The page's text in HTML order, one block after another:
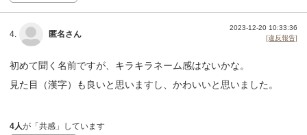
4. 匿名さん
2023-12-20 10:33:36
[違反報告]
初めて聞く名前ですが、キラキラネーム感はないかな。
見た目（漢字）も良いと思いますし、かわいいと思いました。
4人が「共感」しています